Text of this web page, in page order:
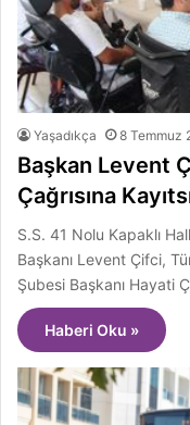
Yaşadıkça 8 Temmuz
Başkan Levent
Çağrısına
S.S. 41 Nolu Kapaklı
Başkanı Levent Çifci,
Şubesi Başkanı Hayati
Haberi Oku »